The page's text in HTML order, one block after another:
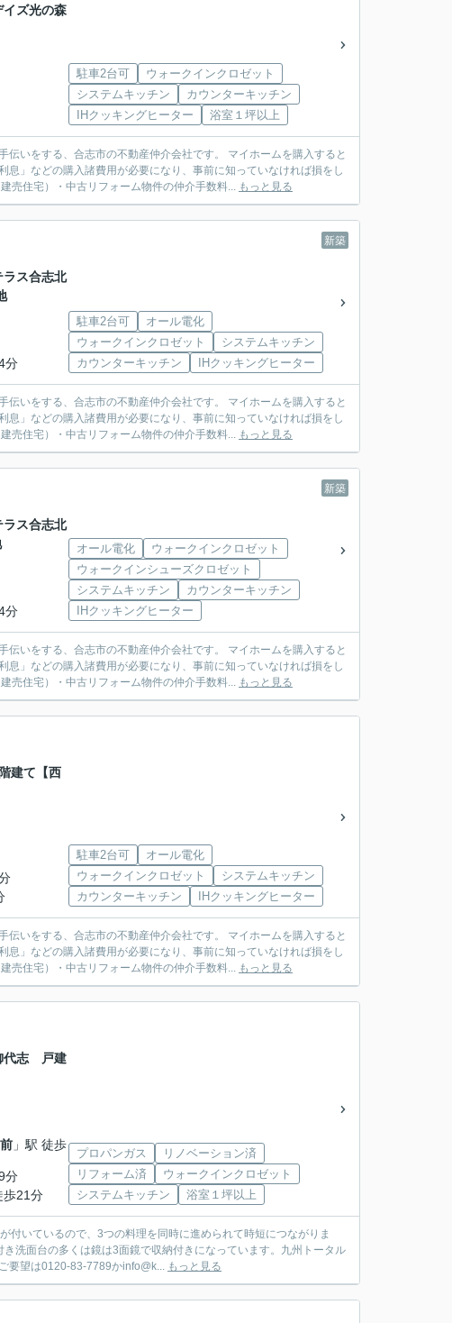
ズ光の森
駐車2台可
ウォークインクロゼット
システムキッチン
カウンターキッチン
IHクッキングヒーター
浴室１坪以上
市の不動産仲介会社です。 マイホームを購入すると
」などの購入諸費用が必要になり、事前に知っていなければ損をし
一戸建て（建売住宅）・中古リフォーム物件の仲介手数料... もっと見る
新築
ス合志北
分
駐車2台可
オール電化
ウォークインクロゼット
システムキッチン
カウンターキッチン
IHクッキングヒーター
市の不動産仲介会社です。 マイホームを購入すると
」などの購入諸費用が必要になり、事前に知っていなければ損をし
一戸建て（建売住宅）・中古リフォーム物件の仲介手数料... もっと見る
新築
ス合志北
分
オール電化
ウォークインクロゼット
ウォークインシューズクロゼット
システムキッチン
カウンターキッチン
IHクッキングヒーター
市の不動産仲介会社です。 マイホームを購入すると
」などの購入諸費用が必要になり、事前に知っていなければ損をし
一戸建て（建売住宅）・中古リフォーム物件の仲介手数料... もっと見る
建て【西
駐車2台可
オール電化
ウォークインクロゼット
システムキッチン
カウンターキッチン
IHクッキングヒーター
市の不動産仲介会社です。 マイホームを購入すると
」などの購入諸費用が必要になり、事前に知っていなければ損をし
一戸建て（建売住宅）・中古リフォーム物件の仲介手数料... もっと見る
代志 戸建
」駅 徒歩
分
歩21分
プロパンガス
リノベーション済
リフォーム済
ウォークインクロゼット
システムキッチン
浴室１坪以上
いているので、3つの料理を同時に進められて時短につながりま
洗面台の多くは鏡は3面鏡で収納付きになっています。九州トータル
要望は0120-83-7789かinfo@k... もっと見る